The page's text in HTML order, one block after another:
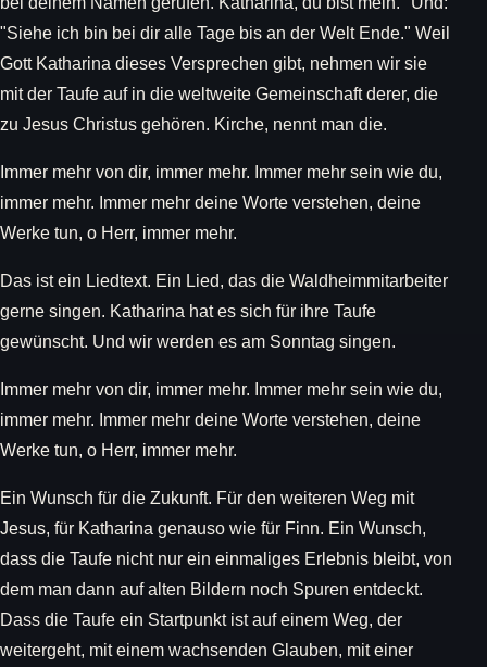
"Siehe ich bin bei dir alle Tage bis an der Welt Ende." Weil
Gott Katharina dieses Versprechen gibt, nehmen wir sie
mit der Taufe auf in die weltweite Gemeinschaft derer, die
zu Jesus Christus gehören. Kirche, nennt man die.
Immer mehr von dir, immer mehr. Immer mehr sein wie du,
immer mehr. Immer mehr deine Worte verstehen, deine
Werke tun, o Herr, immer mehr.
Das ist ein Liedtext. Ein Lied, das die Waldheimmitarbeiter
gerne singen. Katharina hat es sich für ihre Taufe
gewünscht. Und wir werden es am Sonntag singen.
Immer mehr von dir, immer mehr. Immer mehr sein wie du,
immer mehr. Immer mehr deine Worte verstehen, deine
Werke tun, o Herr, immer mehr.
Ein Wunsch für die Zukunft. Für den weiteren Weg mit
Jesus, für Katharina genauso wie für Finn. Ein Wunsch,
dass die Taufe nicht nur ein einmaliges Erlebnis bleibt, von
dem man dann auf alten Bildern noch Spuren entdeckt.
Dass die Taufe ein Startpunkt ist auf einem Weg, der
weitergeht, mit einem wachsenden Glauben, mit einer